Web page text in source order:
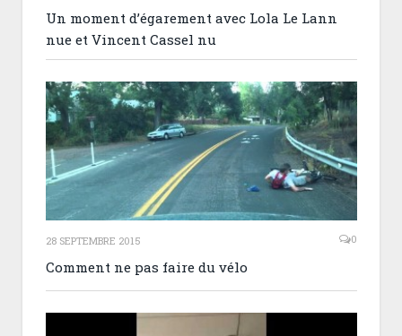
Un moment d’égarement avec Lola Le Lann
nue et Vincent Cassel nu
28 SEPTEMBRE 2015 0
Comment ne pas faire du vélo